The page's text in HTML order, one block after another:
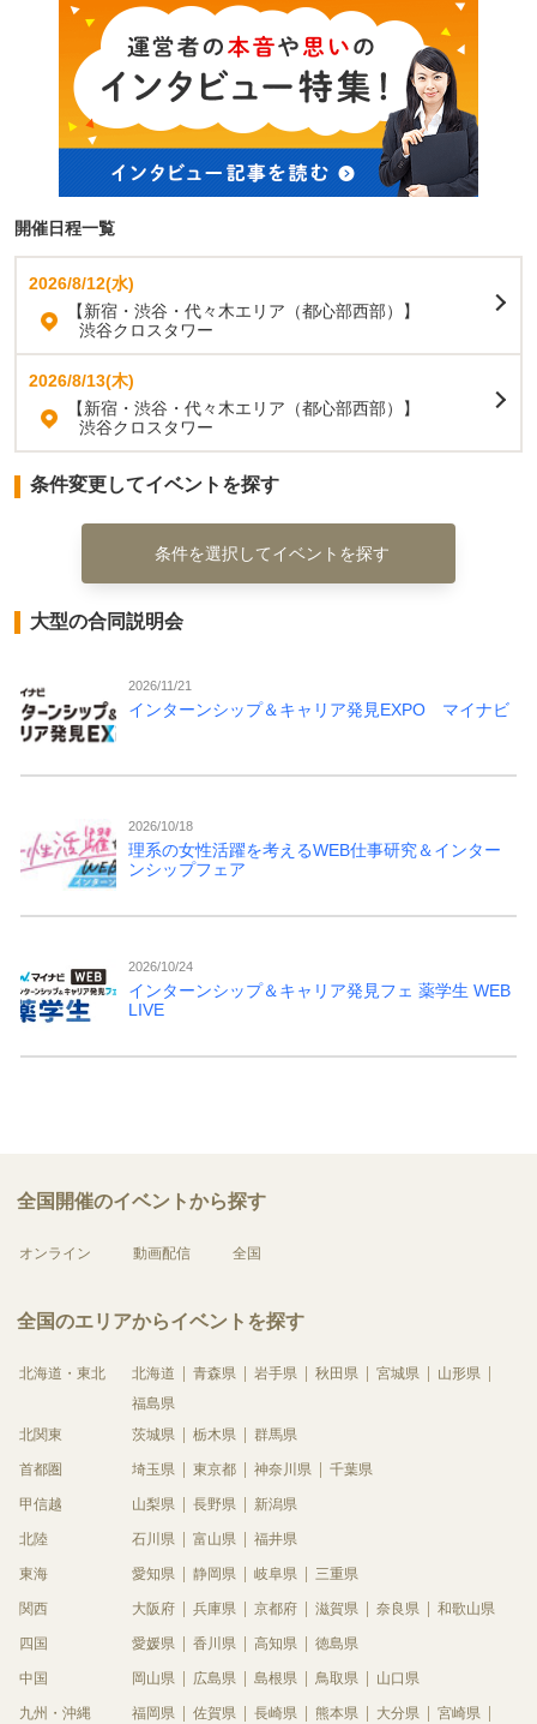
開催日程一覧
2026/8/12(水)
【新宿・渋谷・代々木エリア（都心部西部）】
渋谷クロスタワー
2026/8/13(木)
【新宿・渋谷・代々木エリア（都心部西部）】
渋谷クロスタワー
条件変更してイベントを探す
条件を選択してイベントを探す
大型の合同説明会
2026/11/21
インターンシップ＆キャリア発見EXPO マイナビ
2026/10/18
理系の女性活躍を考えるWEB仕事研究＆インター
ンシップフェア
2026/10/24
インターンシップ＆キャリア発見フェ 薬学生 WEB
LIVE
全国開催のイベントから探す
オンライン 動画配信 全国
全国のエリアからイベントを探す
北海道・東北 北海道 青森県 岩手県 秋田県 宮城県
山形県
福島県
北関東
茨城県 栃木県 群馬県
首都圏 埼玉県 東京都 神奈川県 千葉県
甲信越 山梨県 長野県 新潟県
北陸 石川県 富山県 福井県
東海 愛知県 静岡県 岐阜県 三重県
関西 大阪府 兵庫県 京都府 滋賀県 奈良県 和歌山県
四国 愛媛県 香川県 高知県 徳島県
中国 岡山県 広島県 島根県 鳥取県 山口県
九州・沖縄 福岡県 佐賀県 長崎県 熊本県 大分県
宮崎県